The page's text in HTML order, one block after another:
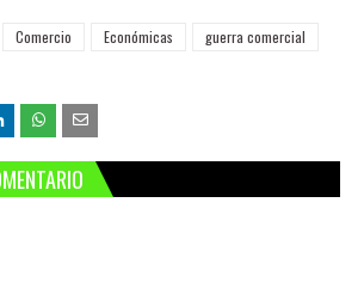
Comercio Económicas
guerra comercial